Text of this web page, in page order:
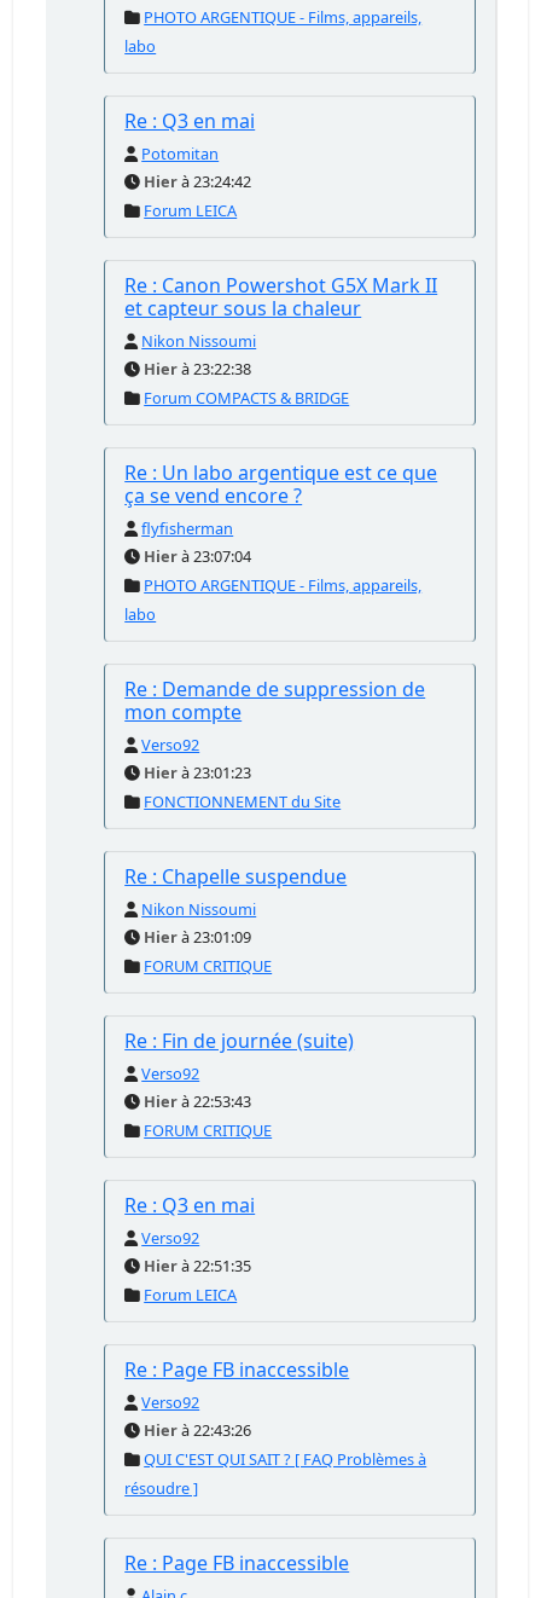
PHOTO ARGENTIQUE - Films, appareils,
labo
Re : Q3 en mai
Potomitan
Hierà 23:24:42
Forum LEICA
Re : Canon Powershot G5X Mark II
et capteur sous la chaleur
Nikon Nissoumi
Hierà 23:22:38
Forum COMPACTS & BRIDGE
Re : Un labo argentique est ce que
ça se vend encore ?
flyfisherman
Hierà 23:07:04
PHOTO ARGENTIQUE - Films, appareils,
labo
Re : Demande de suppression de
mon compte
Verso92
Hierà 23:01:23
FONCTIONNEMENT du Site
Re : Chapelle suspendue
Nikon Nissoumi
Hierà 23:01:09
FORUM CRITIQUE
Re : Fin de journée (suite)
Verso92
Hierà 22:53:43
FORUM CRITIQUE
Re : Q3 en mai
Verso92
Hierà 22:51:35
Forum LEICA
Re : Page FB inaccessible
Verso92
Hierà 22:43:26
QUI C'EST QUI SAIT ? [ FAQ Problèmes à
résoudre ]
Re : Page FB inaccessible